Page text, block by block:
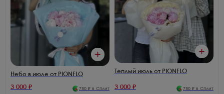
Небо в июле от PIONFLO
3 000 ₽ 750 ₽ в Сплит
Теплый июль от PIONFLO
3 000 ₽ 750 ₽ в Сплит